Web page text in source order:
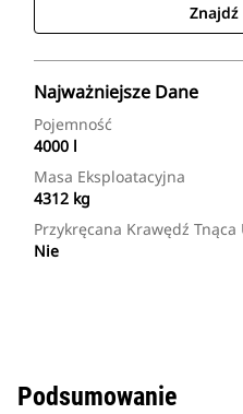
Znajdź
Najważniejsze Dane
Pojemność
4000 l
Masa Eksploatacyjna
4312 kg
Przykręcana Krawędź
Nie
Podsumowanie